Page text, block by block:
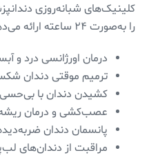
کلینیک‌های شبانه‌روزی
را به‌صورت ۲۴ ساعته ارائه می‌دهند:
درمان اورژانسی درد و
ترمیم موقتی دندان
کشیدن دندان با
عصب‌کشی و درمان ریشه
پانسمان دندان
مراقبت از دندان‌های